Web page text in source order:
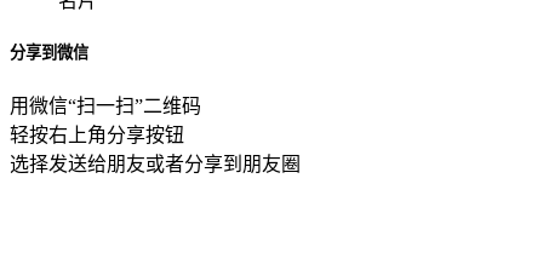
分享到微信
用微信“扫一扫”二维码
轻按右上角分享按钮
选择发送给朋友或者分享到朋友圈